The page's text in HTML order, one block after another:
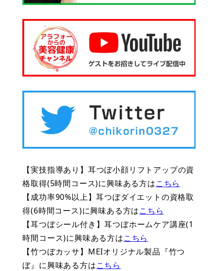
【実技指導あり】耳つぼ小顔リフトアップの資
格取得(5時間コース)に興味ある方はこちら
【成功率90%以上】耳つぼダイエットの資格取
得(6時間コース)に興味ある方はこちら
【耳つぼシール付き】耳つぼホームケア講座(1
時間コース)に興味ある方はこちら
【竹つぼカッサ】MEIオリジナル製品『竹つ
ぼ』に興味ある方はこちら